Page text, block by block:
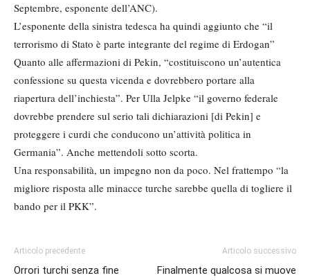
Septembre, esponente dell’ANC).
L’esponente della sinistra tedesca ha quindi aggiunto che “il
terrorismo di Stato è parte integrante del regime di Erdogan”
Quanto alle affermazioni di Pekin, “costituiscono un’autentica
confessione su questa vicenda e dovrebbero portare alla
riapertura dell’inchiesta”. Per Ulla Jelpke “il governo federale
dovrebbe prendere sul serio tali dichiarazioni [di Pekin] e
proteggere i curdi che conducono un’attività politica in
Germania”. Anche mettendoli sotto scorta.
Una responsabilità, un impegno non da poco. Nel frattempo “la
migliore risposta alle minacce turche sarebbe quella di togliere il
bando per il PKK”.
Articolo precedente
Orrori turchi senza fine
Articolo successivo
Finalmente qualcosa si muove